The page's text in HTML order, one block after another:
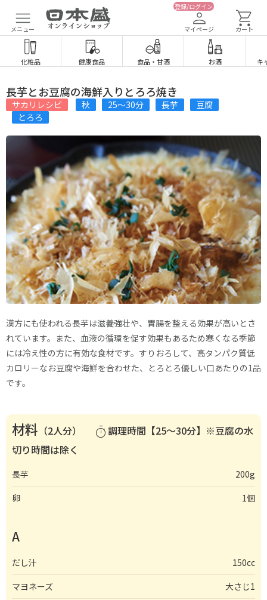
メニュー
登録/ログイン
マイページ カート
化粧品 健康食品 食品・ 甘酒 お酒 キ
長芋とお豆腐の海鮮入りとろろ焼き
サカリレシピ 秋 25〜30分 長芋
豆腐
とろろ
漢方にも使われる長芋は滋養強壮や、胃腸を整える効果が高いとさ
れています。また、血液の循環を促す効果もあるため寒くなる季節
には冷え性の方に有効な食材です。すりおろして、高タンパク質低
カロリーなお豆腐や海鮮を合わせた、とろとろ優しい口あたりの1品
です。
材料 （2人分） timer調理時間【25〜30分】※豆腐の水
切り時間は除く
長芋
200g
卵
1個
A
だし汁
150cc
マヨネーズ
大さじ1